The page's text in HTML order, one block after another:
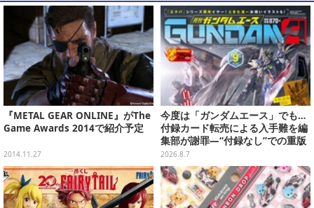
『METAL GEAR ONLINE』がThe
Game Awards 2014で紹介予定
2014.11.27
今度は「ガンダムエース」でも…
付録カード転売による入手難を編
集部が謝罪―“付録なし”での重版
対応を進行中
2026.8.7